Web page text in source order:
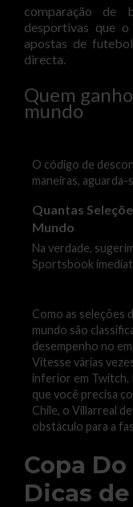
comparação de
desportivas que
apostas de
directa.
Quem
mundo
O código de
maneiras,
Quantas
Mundo
Na verdade,
Sportsbook
Como as seleções
mundo são
desempenho no
Vitesse várias
inferior em Twitch.
que você precisa
Chile, o Villarreal
obstáculo para a
Copa
Dicas